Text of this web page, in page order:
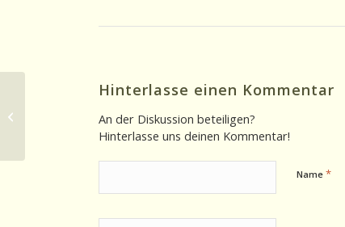
Hinterlasse einen Kommentar
An der Diskussion beteiligen?
Hinterlasse uns deinen Kommentar!
Name *
Radionews 08.05.2025: Rasenpflege